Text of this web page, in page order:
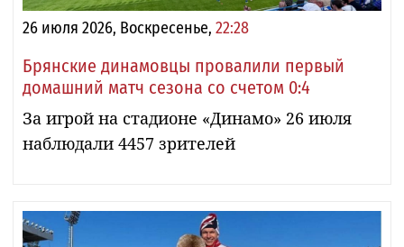
26 июля 2026, Воскресенье, 22:28
Брянские динамовцы провалили первый
домашний матч сезона со счетом 0:4
За игрой на стадионе «Динамо» 26 июля
наблюдали 4457 зрителей